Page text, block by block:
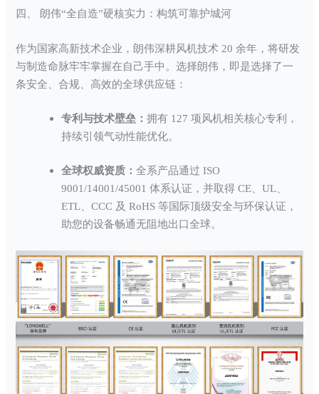
四、 朗伟“全自造”硬核实力：构筑可靠护城河
作为国家高新技术企业，朗伟深耕风机技术 20 余年，将研发
与制造命脉牢牢掌握在自己手中。选择朗伟，即是选择了一
条安全、合规、高效的全球供应链：
专利与技术壁垒：拥有 127 项风机相关核心专利，
持续引领气动性能优化。
全球权威资质：全系产品通过 ISO
9001/14001/45001 体系认证，并取得 CE、UL、
ETL、CCC 及 RoHS 等国际顶级安全与环保认证，
助您的设备畅通无阻地出口全球。